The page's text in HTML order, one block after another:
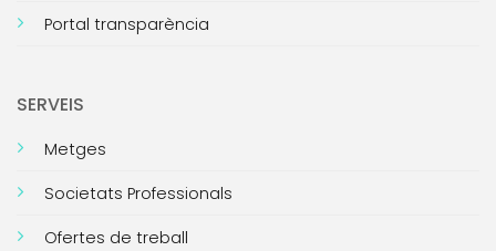
Portal transparència
SERVEIS
Metges
Societats Professionals
Ofertes de treball